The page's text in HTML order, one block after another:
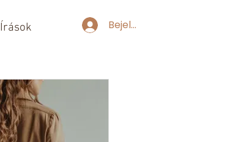
Írások Bejelentkezés